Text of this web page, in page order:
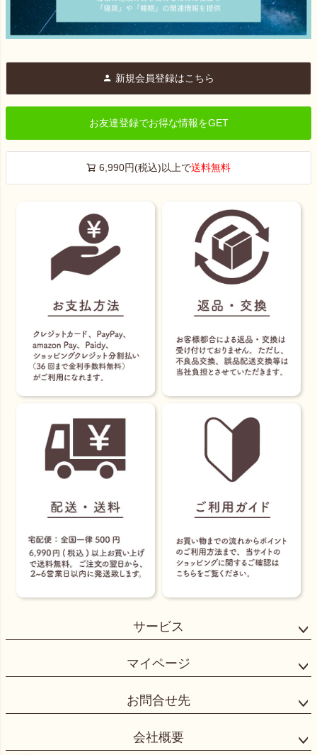
新規会員登録はこちら
お友達登録でお得な情報をGET
6,990円(税込)以上で送料無料
サービス
マイページ
お問合せ先
会社概要